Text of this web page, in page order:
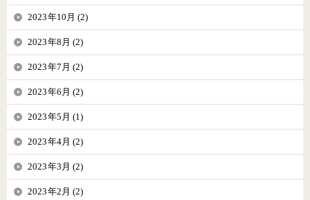
2023年10月 (2)
2023年8月 (2)
2023年7月 (2)
2023年6月 (2)
2023年5月 (1)
2023年4月 (2)
2023年3月 (2)
2023年2月 (2)